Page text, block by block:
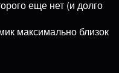
еще нет (и долго
максимально близок